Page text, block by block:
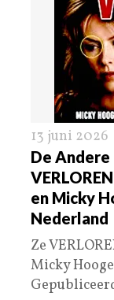
13 juni 2026
De Andere
en Micky
Nederland
Ze
Micky